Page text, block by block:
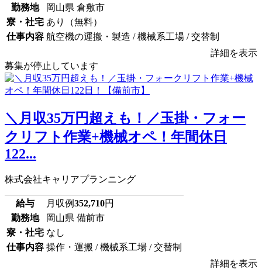
勤務地
岡山県 倉敷市
寮・社宅 あり（無料）
仕事内容 航空機の運搬・製造 / 機械系工場 / 交替制
詳細を表示
募集が停止しています
＼月収35万円超えも！／玉掛・フォー
クリフト作業+機械オペ！年間休日
122...
株式会社キャリアプランニング
給与 月収例352,710円
勤務地
岡山県 備前市
寮・社宅 なし
仕事内容 操作・運搬 / 機械系工場 / 交替制
詳細を表示